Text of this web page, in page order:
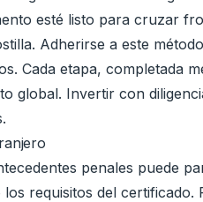
esté listo para cruzar
Adherirse a este
Cada etapa, completada
global. Invertir con
penales puede
requisitos del